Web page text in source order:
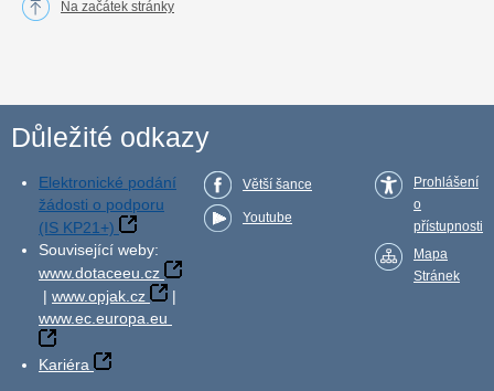
Na začátek stránky
Důležité odkazy
Elektronické podání
žádosti o podporu
(IS KP21+)
Související weby:
www.dotaceeu.cz
| www.opjak.cz
|
www.ec.europa.eu
Kariéra
Větší šance
Youtube
Prohlášení
o
přístupnosti
Mapa
Stránek